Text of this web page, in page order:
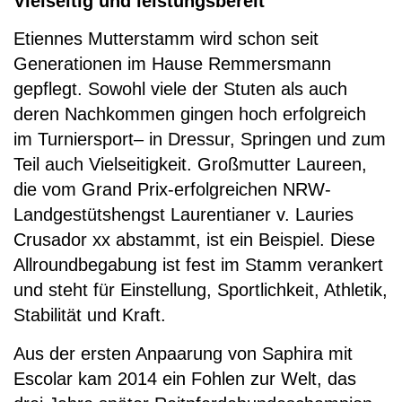
Etiennes Mutterstamm wird schon seit
Generationen im Hause Remmersmann
gepflegt. Sowohl viele der Stuten als auch
deren Nachkommen gingen hoch erfolgreich
im Turniersport– in Dressur, Springen und zum
Teil auch Vielseitigkeit. Großmutter Laureen,
die vom Grand Prix-erfolgreichen NRW-
Landgestütshengst Laurentianer v. Lauries
Crusador xx abstammt, ist ein Beispiel. Diese
Allroundbegabung ist fest im Stamm verankert
und steht für Einstellung, Sportlichkeit, Athletik,
Stabilität und Kraft.
Aus der ersten Anpaarung von Saphira mit
Escolar kam 2014 ein Fohlen zur Welt, das